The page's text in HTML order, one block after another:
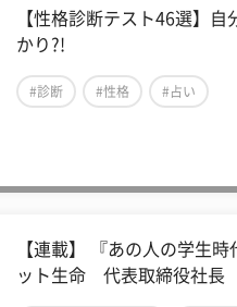
【性格診断テスト46選】
かり?!
#診断 #性格 #占い
【連載】 『あの人の学生
ット生命 代表取締役社長